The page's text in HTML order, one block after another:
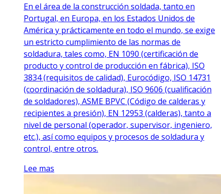
En el área de la construcción soldada, tanto en
Portugal, en Europa, en los Estados Unidos de
América y prácticamente en todo el mundo, se exige
un estricto cumplimiento de las normas de
soldadura, tales como, EN 1090 (certificación de
producto y control de producción en fábrica), ISO
3834 (requisitos de calidad), Eurocódigo, ISO 14731
(coordinación de soldadura), ISO 9606 (cualificación
de soldadores), ASME BPVC (Código de calderas y
recipientes a presión), EN 12953 (calderas), tanto a
nivel de personal (operador, supervisor, ingeniero,
etc.), así como equipos y procesos de soldadura y
control, entre otros.
Lee mas